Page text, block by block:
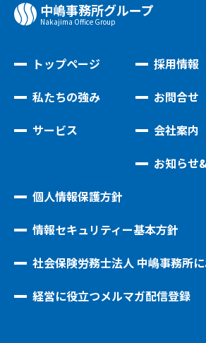
中嶋事務所グループ
Nakajima Oﬃce Group
トップページ
私たちの強み
サービス
採用情報
お問合せ
会社案内
お知らせ
個人情報保護方針
情報セキュリティー基本方針
社会保険労務士法人 中嶋事務所
経営に役立つメルマガ配信登録